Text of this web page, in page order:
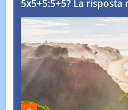
5x5+5:5+5? La risposta